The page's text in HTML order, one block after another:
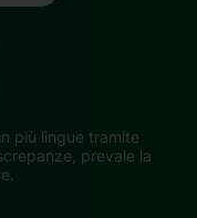
più lingue tramite
prevale la